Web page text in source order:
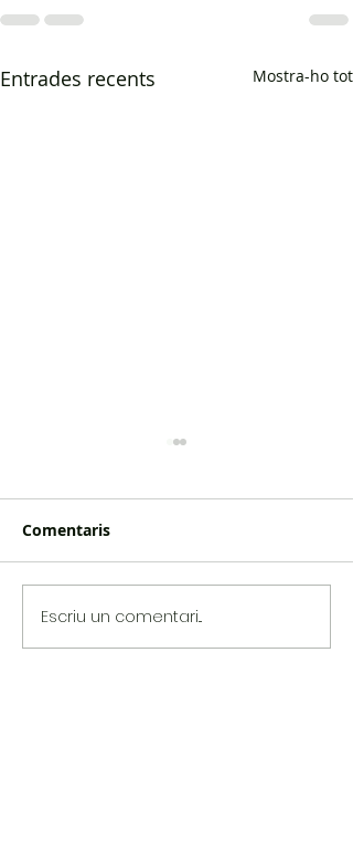
Entrades recents Mostra-ho tot
Comentaris
Escriu un comentari...